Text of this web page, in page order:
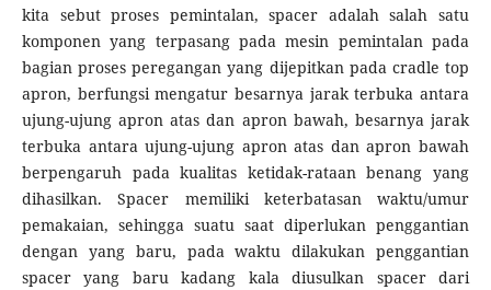
kita sebut proses pemintalan, spacer adalah salah satu
komponen yang terpasang pada mesin pemintalan pada
bagian proses peregangan yang dijepitkan pada cradle top
apron, berfungsi mengatur besarnya jarak terbuka antara
ujung-ujung apron atas dan apron bawah, besarnya jarak
terbuka antara ujung-ujung apron atas dan apron bawah
berpengaruh pada kualitas ketidak-rataan benang yang
dihasilkan. Spacer memiliki keterbatasan waktu/umur
pemakaian, sehingga suatu saat diperlukan penggantian
dengan yang baru, pada waktu dilakukan penggantian
spacer yang baru kadang kala diusulkan spacer dari